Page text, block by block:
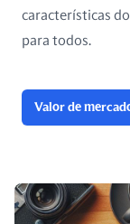
características
para todos.
Valor de